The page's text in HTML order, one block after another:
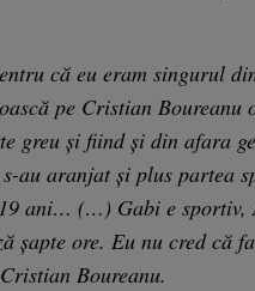
că eu eram singurul
pe Cristian Boureanu
greu și fiind și din afara
au aranjat și plus partea
19 ani… (…) Gabi e
șapte ore. Eu nu cred că
Boureanu.